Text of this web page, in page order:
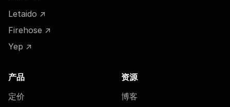
Letaido ↗
Firehose ↗
Yep ↗
产品
定价
资源
博客